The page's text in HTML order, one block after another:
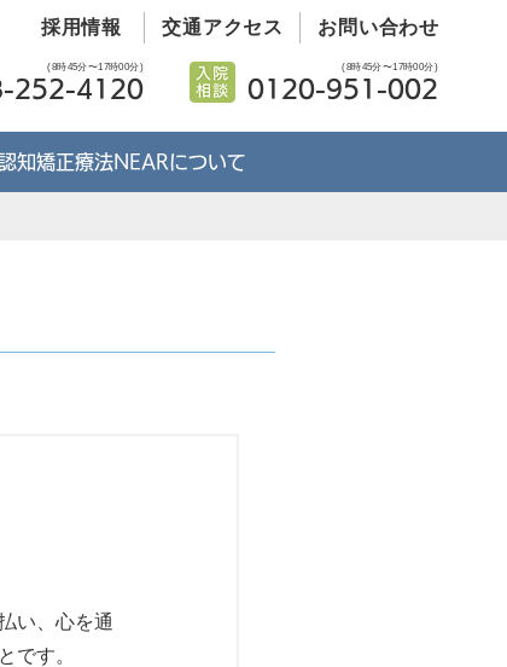
採用情報 交通アクセス お問い合わせ
(8時45分〜17時00分)
252-4120
(8時45分〜17時00分)
0120-951-002
知矯正療法NEARについて
い、心を通
です。